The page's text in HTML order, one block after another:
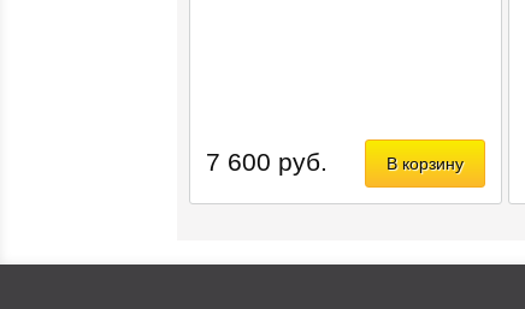
В корзину
7 600 руб.